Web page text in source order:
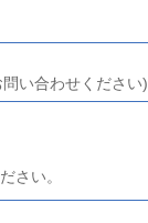
い合わせください)
さい。